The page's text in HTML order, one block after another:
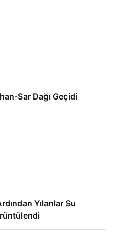
Sar Dağı Geçidi
Yılanlar Su